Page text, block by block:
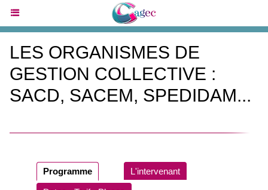
LES ORGANISMES DE
GESTION COLLECTIVE :
SACD, SACEM, SPEDIDAM...
Programme L'intervenant